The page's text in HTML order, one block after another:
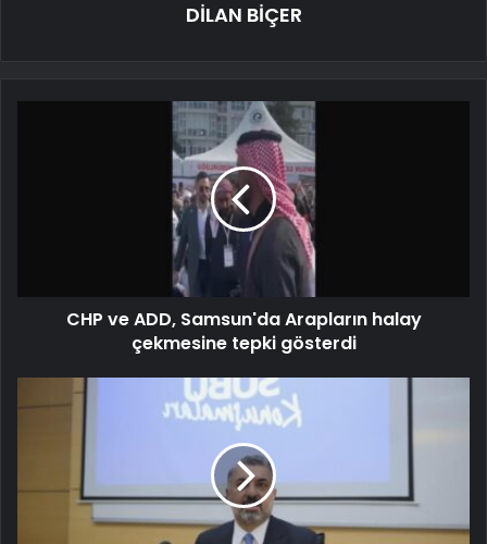
DİLAN BİÇER
CHP ve ADD, Samsun'da Arapların halay
çekmesine tepki gösterdi